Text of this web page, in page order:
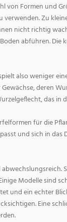
von Formen und
verwenden. Zu
nicht richtig
abführen. Die
also weniger
deren
das in
für die
und sich in
Modelle sind
und ein echter
Eine